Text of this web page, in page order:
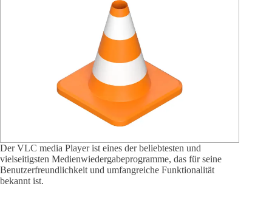
Der VLC media Player ist eines der beliebtesten und
vielseitigsten Medienwiedergabeprogramme, das für seine
Benutzerfreundlichkeit und umfangreiche Funktionalität
bekannt ist.